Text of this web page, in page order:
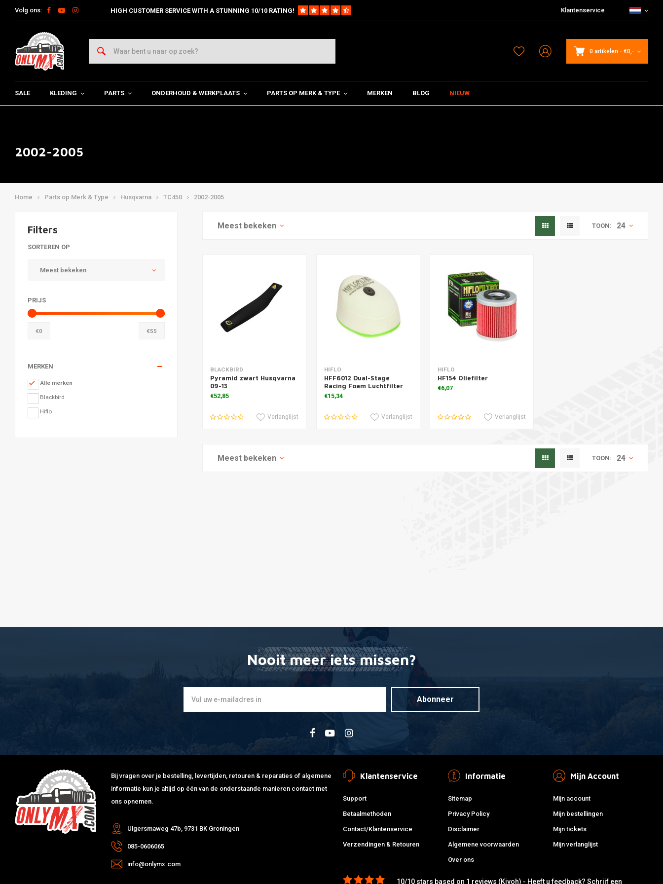
Volg ons: HIGH CUSTOMER SERVICE WITH A STUNNING 10/10 RATING! Klantenservice
0 artikelen - €0,-
SALE KLEDING PARTS ONDERHOUD & WERKPLAATS PARTS OP MERK & TYPE MERKEN BLOG NIEUW
2002-2005
Home Parts op Merk & Type Husqvarna TC450 2002-2005
Filters
SORTEREN OP
Meest bekeken
PRIJS
€0 €55
MERKEN
Alle merken
Blackbird
Hiflo
Meest bekeken TOON: 24
Toevoegen aan winkelwagen
BLACKBIRD
Pyramid zwart Husqvarna
09-13
€52,85
Verlanglijst
Toevoegen aan winkelwagen
HIFLO
HFF6012 Dual-Stage
Racing Foam Luchtfilter
€15,34
Verlanglijst
Toevoegen aan winkelwagen
HIFLO
HF154 Oliefilter
€6,07
Verlanglijst
Meest bekeken TOON: 24
Nooit meer iets missen?
Abonneer
Bij vragen over je bestelling, levertijden, retouren & reparaties of algemene
informatie kun je altijd op één van de onderstaande manieren contact met
ons opnemen.
Ulgersmaweg 47b, 9731 BK Groningen
085-0606065
info@onlymx.com
Klantenservice
Support
Betaalmethoden
Contact/Klantenservice
Verzendingen & Retouren
Informatie
Sitemap
Privacy Policy
Disclaimer
Algemene voorwaarden
Over ons
Mijn Account
Mijn account
Mijn bestellingen
Mijn tickets
Mijn verlanglijst
10/10 stars based on 1 reviews (Kiyoh) - Heeft u feedback?Schrijf een